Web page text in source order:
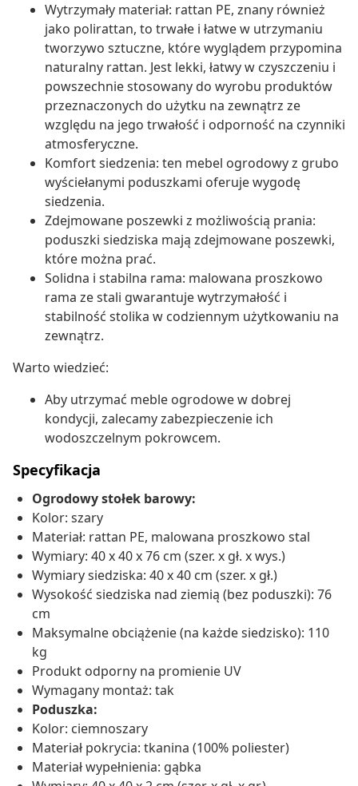
Wytrzymały materiał: rattan PE, znany również
jako polirattan, to trwałe i łatwe w utrzymaniu
tworzywo sztuczne, które wyglądem przypomina
naturalny rattan. Jest lekki, łatwy w czyszczeniu i
powszechnie stosowany do wyrobu produktów
przeznaczonych do użytku na zewnątrz ze
względu na jego trwałość i odporność na czynniki
atmosferyczne.
Komfort siedzenia: ten mebel ogrodowy z grubo
wyściełanymi poduszkami oferuje wygodę
siedzenia.
Zdejmowane poszewki z możliwością prania:
poduszki siedziska mają zdejmowane poszewki,
które można prać.
Solidna i stabilna rama: malowana proszkowo
rama ze stali gwarantuje wytrzymałość i
stabilność stolika w codziennym użytkowaniu na
zewnątrz.
Warto wiedzieć:
Aby utrzymać meble ogrodowe w dobrej
kondycji, zalecamy zabezpieczenie ich
wodoszczelnym pokrowcem.
Specyfikacja
Ogrodowy stołek barowy:
Kolor: szary
Materiał: rattan PE, malowana proszkowo stal
Wymiary: 40 x 40 x 76 cm (szer. x gł. x wys.)
Wymiary siedziska: 40 x 40 cm (szer. x gł.)
Wysokość siedziska nad ziemią (bez poduszki): 76
cm
Maksymalne obciążenie (na każde siedzisko): 110
kg
Produkt odporny na promienie UV
Wymagany montaż: tak
Poduszka:
Kolor: ciemnoszary
Materiał pokrycia: tkanina (100% poliester)
Materiał wypełnienia: gąbka